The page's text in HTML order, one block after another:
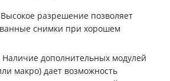
Высокое разрешение позволяет
снимки при хорошем
Наличие дополнительных модулей
макро) дает возможность